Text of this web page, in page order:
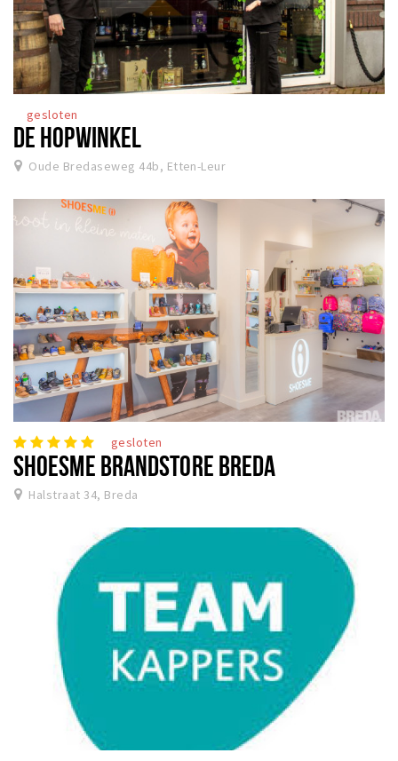
gesloten
DE HOPWINKEL
Oude Bredaseweg 44b, Etten-Leur
gesloten
SHOESME BRANDSTORE BREDA
Halstraat 34, Breda